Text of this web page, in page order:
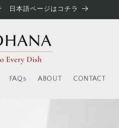
日本語ページはコチラ
FAQs ABOUT CONTACT